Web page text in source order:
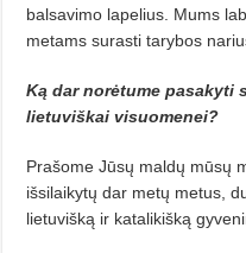
balsavimo lapelius. Mums
metams surasti tarybos
Ką dar norėtume pasakyti
lietuviškai visuomenei?
Prašome Jūsų maldų mūsų
išsilaikytų dar metų metus,
lietuvišką ir katalikišką